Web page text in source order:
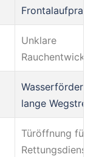
Frontalaufprall
Unklare
lange
Türöffnung für
Rettungsdienst